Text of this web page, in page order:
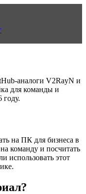
аналоги V2RayN и
для команды и
году.
на ПК для бизнеса в
команду и посчитать
использовать этот